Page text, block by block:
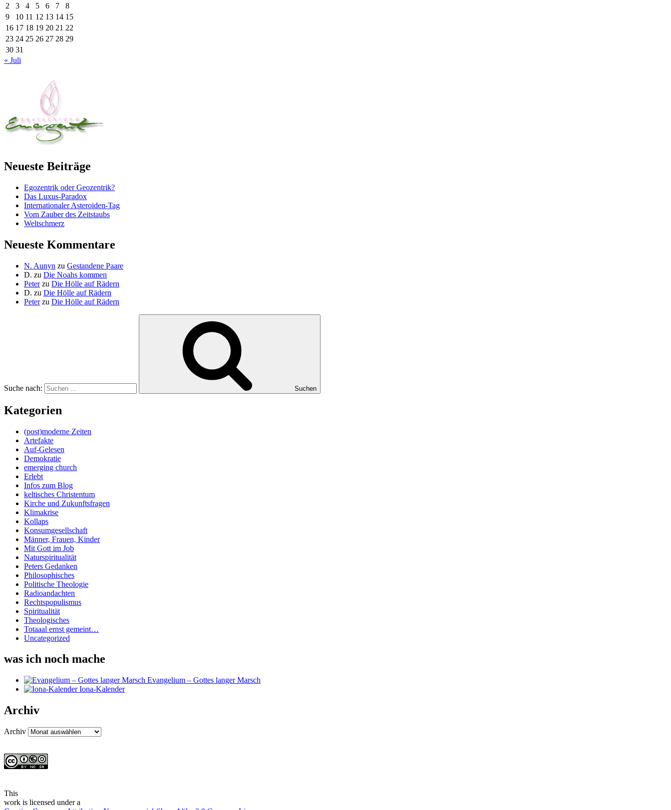
2
3 4 5 6 7
8
9
10 11 12 13 14 15
16 17 18 19 20 21 22
23 24 25 26 27 28 29
30 31
« Juli
Neueste Beiträge
Egozentrik oder Geozentrik?
Das Luxus-Paradox
Internationaler Asteroiden-Tag
Vom Zauber des Zeitstaubs
Weltschmerz
Neueste Kommentare
N. Aunyn zu Gestandene Paare
D. zu Die Noahs kommen
Peterzu Die Hölle auf Rädern
D. zu Die Hölle auf Rädern
Peterzu Die Hölle auf Rädern
Suche nach: Suchen
Kategorien
(post)moderne Zeiten
Artefakte
Auf-Gelesen
Demokratie
emerging church
Erlebt
Infos zum Blog
keltisches Christentum
Kirche und Zukunftsfragen
Klimakrise
Kollaps
Konsumgesellschaft
Männer, Frauen, Kinder
Mit Gott im Job
Naturspiritualität
Peters Gedanken
Philosophisches
Politische Theologie
Radioandachten
Rechtspopulismus
Spiritualität
Theologisches
Totaaal ernst gemeint…
Uncategorized
was ich noch mache
Evangelium – Gottes langer Marsch
Iona-Kalender
Archiv
Archiv
This
work is licensed under a